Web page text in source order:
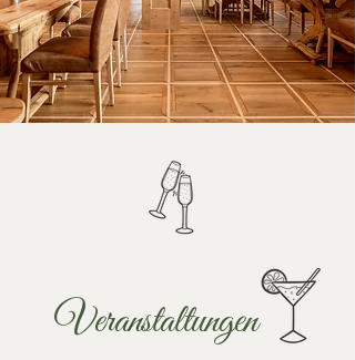
Veranstaltungen